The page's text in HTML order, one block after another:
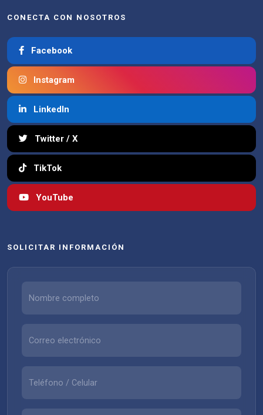
CONECTA CON NOSOTROS
Facebook
Instagram
LinkedIn
Twitter / X
TikTok
YouTube
SOLICITAR INFORMACIÓN